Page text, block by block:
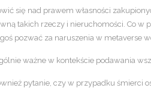
się nad prawem własności
takich rzeczy i nieruchomości. Co
pozwać za naruszenia w metaverse
ważne w kontekście podawania
pytanie, czy w przypadku śmierci